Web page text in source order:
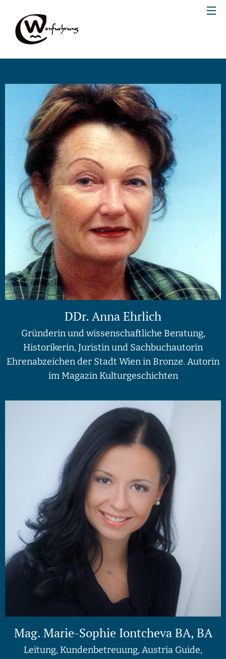
DDr. Anna Ehrlich
Gründerin und wissenschaftliche Beratung,
Historikerin, Juristin und Sachbuchautorin
Ehrenabzeichen der Stadt Wien in Bronze. Autorin
im Magazin Kulturgeschichten
Mag. Marie-Sophie Iontcheva BA, BA
Leitung, Kundenbetreuung, Austria Guide,